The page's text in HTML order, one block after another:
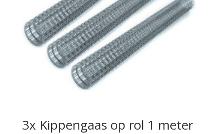
3x Kippengaas op rol 1 meter